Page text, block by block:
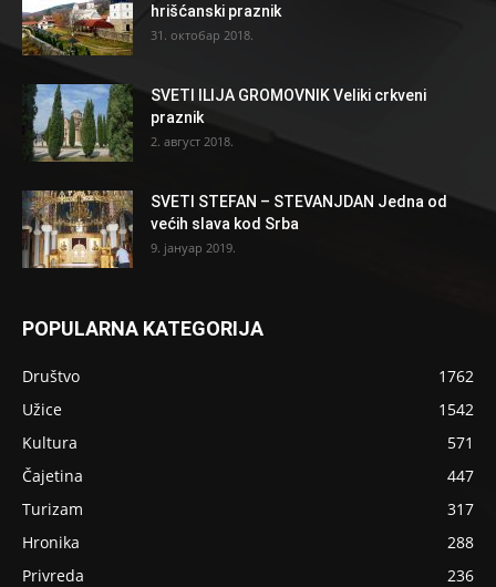
hrišćanski praznik
31. октобар 2018.
SVETI ILIJA GROMOVNIK Veliki crkveni
praznik
2. август 2018.
SVETI STEFAN – STEVANJDAN Jedna od
većih slava kod Srba
9. јануар 2019.
POPULARNA KATEGORIJA
Društvo
1762
Užice
1542
Kultura
571
Čajetina
447
Turizam
317
Hronika
288
Privreda
236